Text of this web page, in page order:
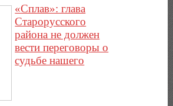
«Сплав»: глава
Старорусского
района не должен
вести переговоры о
судьбе нашего